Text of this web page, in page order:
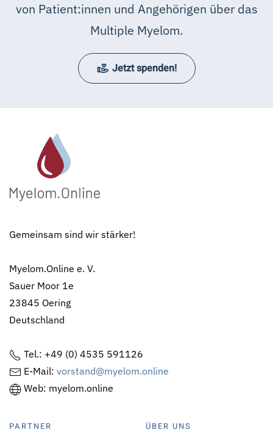
von Patient:innen und Angehörigen über das
Multiple Myelom.
Jetzt spenden!
Gemeinsam sind wir stärker!
Myelom.Online e. V.
Sauer Moor 1e
23845 Oering
Deutschland
Tel.: +49 (0) 4535 591126
E-Mail: vorstand@myelom.online
Web: myelom.online
PARTNER ÜBER UNS